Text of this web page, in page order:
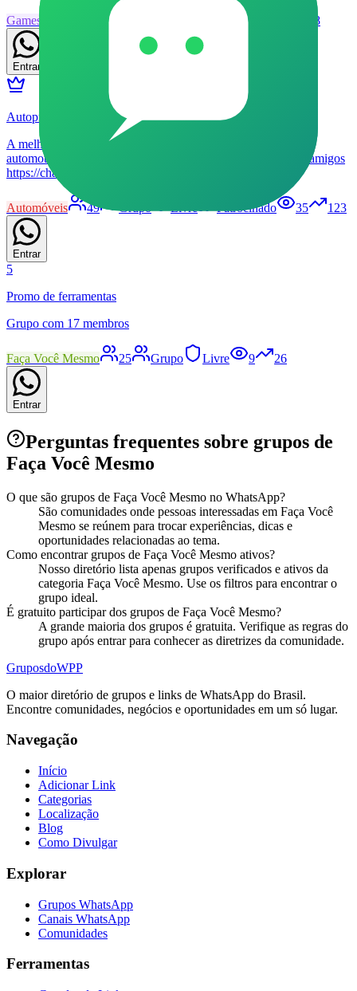
Games Grupo Patrocinado 138
Entrar
Autopromos VIP 🚗🏁
A melhor comunidade de promoções relacionadas ao mundo
automotivo, venha economizar com a gente!! Adicione seus amigos
https://chat.whatsapp.com/GrXkGdcqm3eFH1kZ9fWeIB
Automóveis 49 Grupo Livre Patrocinado 35 123
Entrar
5
Promo de ferramentas
Grupo com 17 membros
Faça Você Mesmo 25 Grupo Livre 9 26
Entrar
Perguntas frequentes sobre grupos de
Faça Você Mesmo
O que são grupos de Faça Você Mesmo no WhatsApp?
São comunidades onde pessoas interessadas em Faça Você
Mesmo se reúnem para trocar experiências, dicas e
oportunidades relacionadas ao tema.
Como encontrar grupos de Faça Você Mesmo ativos?
Nosso diretório lista apenas grupos verificados e ativos da
categoria Faça Você Mesmo. Use os filtros para encontrar o
grupo ideal.
É gratuito participar dos grupos de Faça Você Mesmo?
A grande maioria dos grupos é gratuita. Verifique as regras do
grupo após entrar para conhecer as diretrizes da comunidade.
GruposdoWPP
O maior diretório de grupos e links de WhatsApp do Brasil.
Encontre comunidades, negócios e oportunidades em um só lugar.
Navegação
Início
Adicionar Link
Categorias
Localização
Blog
Como Divulgar
Explorar
Grupos WhatsApp
Canais WhatsApp
Comunidades
Ferramentas